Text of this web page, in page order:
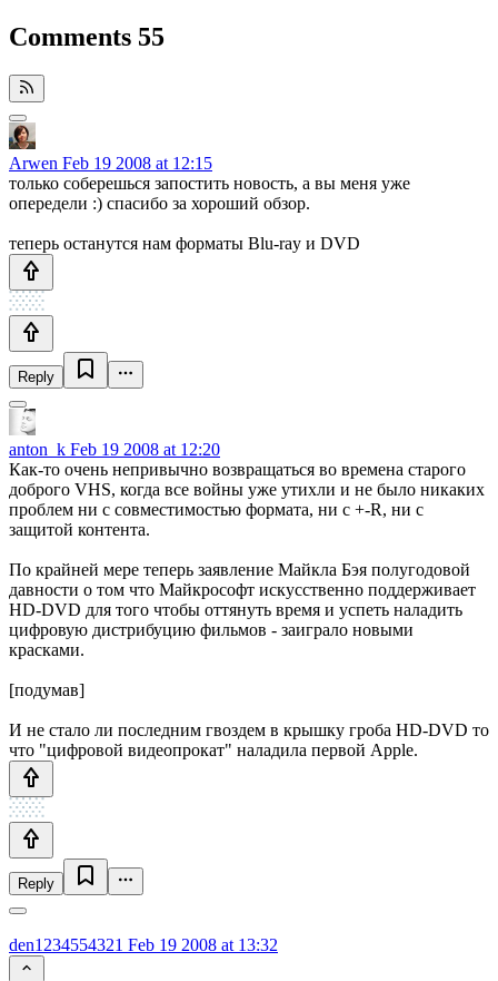
Comments 55
Arwen Feb 19 2008 at 12:15
только соберешься запостить новость, а вы меня уже
опередели :) спасибо за хороший обзор.
теперь останутся нам форматы Blu-ray и DVD
Reply
anton_k Feb 19 2008 at 12:20
Как-то очень непривычно возвращаться во времена старого
доброго VHS, когда все войны уже утихли и не было никаких
проблем ни с совместимостью формата, ни с +-R, ни с
защитой контента.
По крайней мере теперь заявление Майкла Бэя полугодовой
давности о том что Майкрософт искусственно поддерживает
HD-DVD для того чтобы оттянуть время и успеть наладить
цифровую дистрибуцию фильмов - заиграло новыми
красками.
[подумав]
И не стало ли последним гвоздем в крышку гроба HD-DVD то
что "цифровой видеопрокат" наладила первой Apple.
Reply
den1234554321 Feb 19 2008 at 13:32